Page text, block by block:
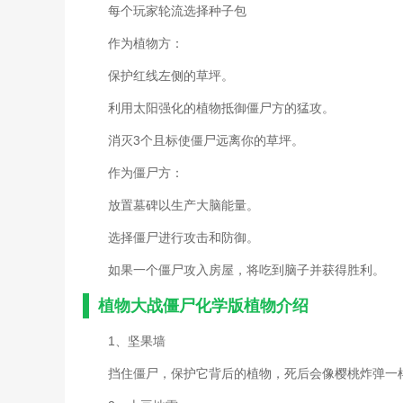
每个玩家轮流选择种子包
作为植物方：
保护红线左侧的草坪。
利用太阳强化的植物抵御僵尸方的猛攻。
消灭3个且标使僵尸远离你的草坪。
作为僵尸方：
放置墓碑以生产大脑能量。
选择僵尸进行攻击和防御。
如果一个僵尸攻入房屋，将吃到脑子并获得胜利。
植物大战僵尸化学版植物介绍
1、坚果墙
挡住僵尸，保护它背后的植物，死后会像樱桃炸弹一